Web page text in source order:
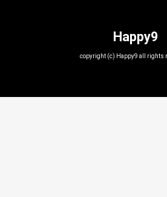
Happy9
copyright (c) Happy9 all rights